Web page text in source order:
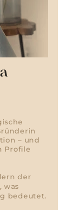
– und
Profile
der
was
bedeutet.